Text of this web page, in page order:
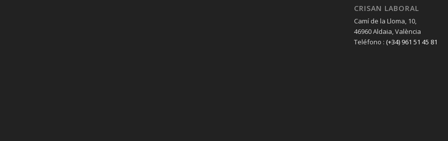
CRISAN LABORAL
Camí de la Lloma, 10,
46960 Aldaia, València
Teléfono :(+34) 961 51 45 81